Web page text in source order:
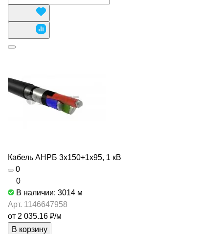
Кабель АНРБ 3х150+1х95, 1 кВ
0
0
В наличии: 3014 м
Арт. 1146647958
от 2 035.16 ₽/м
В корзину